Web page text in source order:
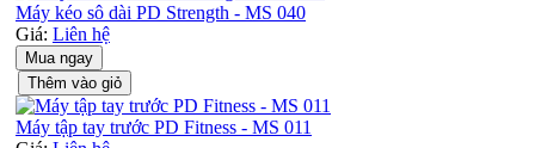
Máy kéo sô dài PD Strength - MS 040
Giá: Liên hệ
Mua ngay
Thêm vào giỏ
Máy tập tay trước PD Fitness - MS 011